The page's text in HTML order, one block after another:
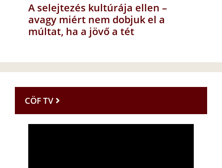
A selejtezés kultúrája ellen –
avagy miért nem dobjuk el a
múltat, ha a jövő a tét
CÖF TV